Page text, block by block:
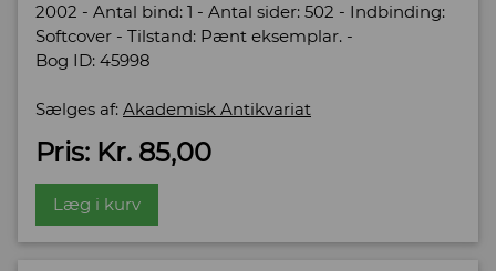
2002 - Antal bind: 1 - Antal sider: 502 - Indbinding:
Softcover - Tilstand: Pænt eksemplar. -
Bog ID: 45998
Sælges af: Akademisk Antikvariat
Pris: Kr. 85,00
Læg i kurv